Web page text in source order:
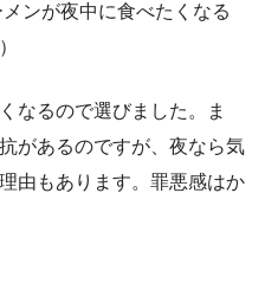
ンが夜中に食べたくなる
なるので選びました。ま
があるのですが、夜なら気
由もあります。罪悪感はか